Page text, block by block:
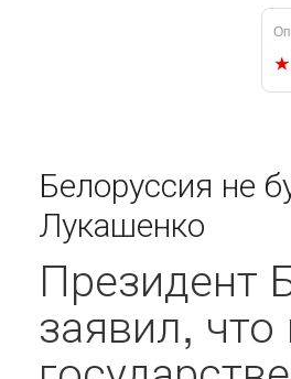
Белоруссия не
Лукашенко
Президент
заявил,